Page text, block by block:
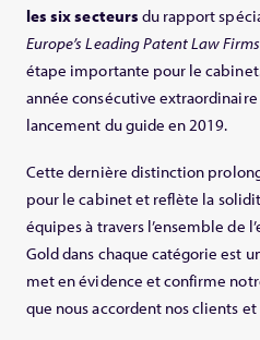
les six secteurs du rapport
Europe’s Leading Patent Law
étape importante pour le
année consécutive
lancement du guide en 2019.
Cette dernière distinction
pour le cabinet et reflète la
équipes à travers l’ensemble de
Gold dans chaque catégorie est
met en évidence et confirme
que nous accordent nos clients et